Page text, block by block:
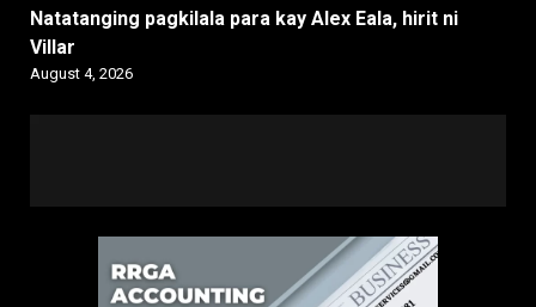
Natatanging pagkilala para kay Alex Eala, hirit ni
Villar
August 4, 2026